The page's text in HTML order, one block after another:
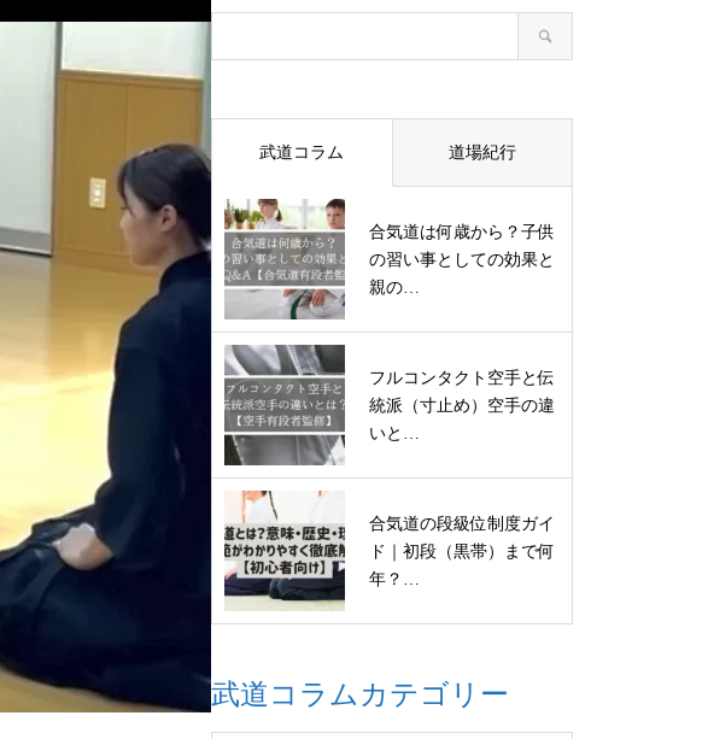
武道コラム 道場紀行
合気道は何歳から？子供
の習い事としての効果と
親の…
フルコンタクト空手と伝
統派（寸止め）空手の違
いと…
合気道の段級位制度ガイ
ド｜初段（黒帯）まで何
年？…
武道コラムカテゴリー